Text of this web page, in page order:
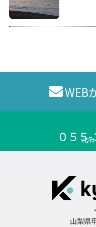
WEB
０５５
（受
山梨県